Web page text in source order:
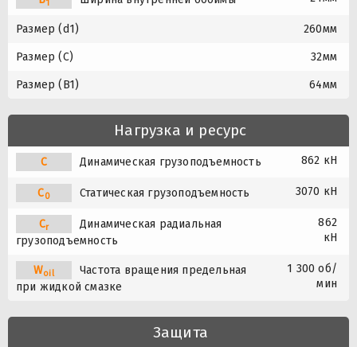
1
Размер (d1) 260мм
Размер (C) 32мм
Размер (B1) 64мм
Нагрузка и ресурс
C Динамическая грузоподъемность 862 кН
C0 Статическая грузоподъемность 3070 кН
Cr
Динамическая радиальная
грузоподъемность
862
кН
Woil
Частота вращения предельная
при жидкой смазке
1 300 об/
мин
Защита